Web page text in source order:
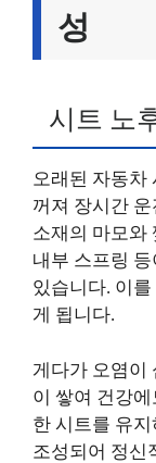
성
시트 노
오래된 자동차
꺼져 장시간
소재의 마모와
내부 스프링
있습니다. 이
게 됩니다.
게다가 오염이
이 쌓여 건강
한 시트를 유
조성되어 정신